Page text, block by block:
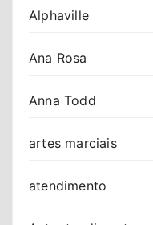
Alphaville
Ana Rosa
Anna Todd
artes marciais
atendimento